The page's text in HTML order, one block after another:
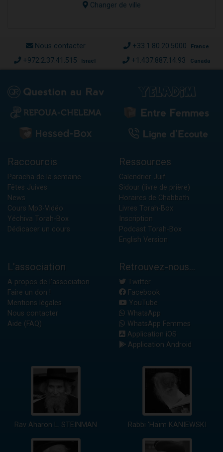
Changer de ville
Nous contacter +33.1.80.20.5000 France
+972.2.37.41.515 Israël +1.437.887.14.93 Canada
Raccourcis
Paracha de la semaine
Fêtes Juives
News
Cours Mp3-Vidéo
Yéchiva Torah-Box
Dédicacer un cours
Ressources
Calendrier Juif
Sidour (livre de prière)
Horaires de Chabbath
Livres Torah-Box
Inscription
Podcast Torah-Box
English Version
L'association
A propos de l'association
Faire un don !
Mentions légales
Nous contacter
Aide (FAQ)
Retrouvez-nous...
Twitter
Facebook
YouTube
WhatsApp
WhatsApp Femmes
Application iOS
Application Android
Rav Aharon L. STEINMAN Rabbi 'Haïm KANIEWSKI